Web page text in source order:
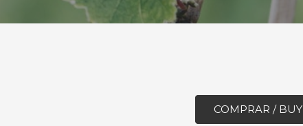
COMPRAR / BUY